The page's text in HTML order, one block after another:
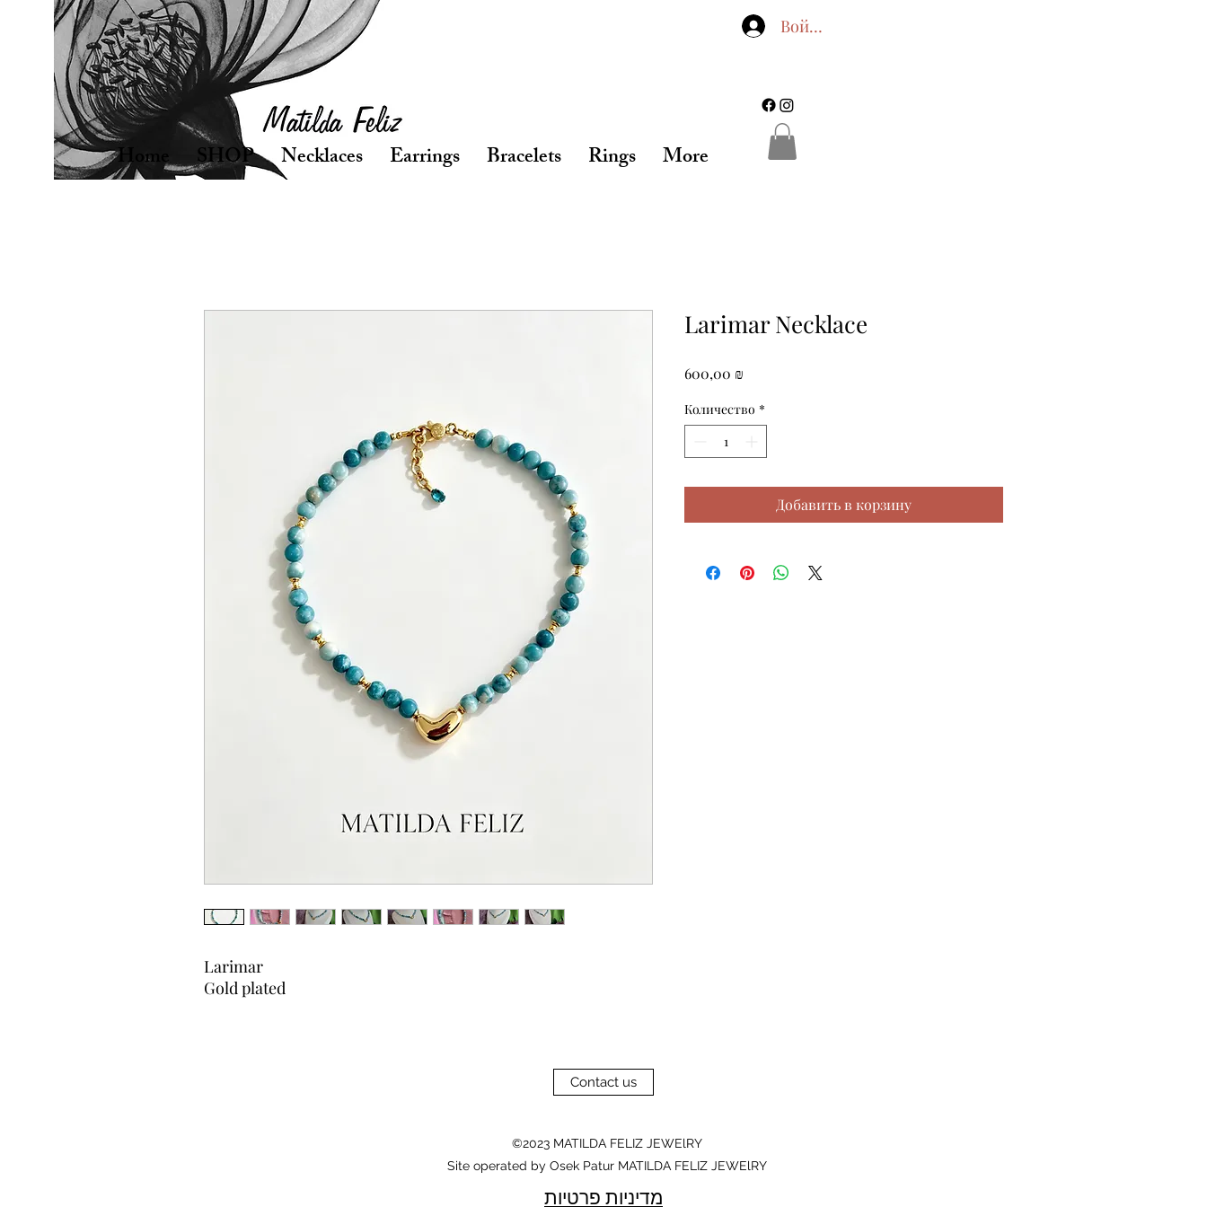
Войти
Home SHOP Necklaces Earrings Bracelets Rings More
Larimar
Gold plated
Larimar Necklace
600,00 ₪
Количество *
Добавить в корзину
Contact us
©2023 MATILDA FELIZ JEWElRY
Site operated by Osek Patur MATILDA FELIZ JEWElRY
מדיניות פרטיות